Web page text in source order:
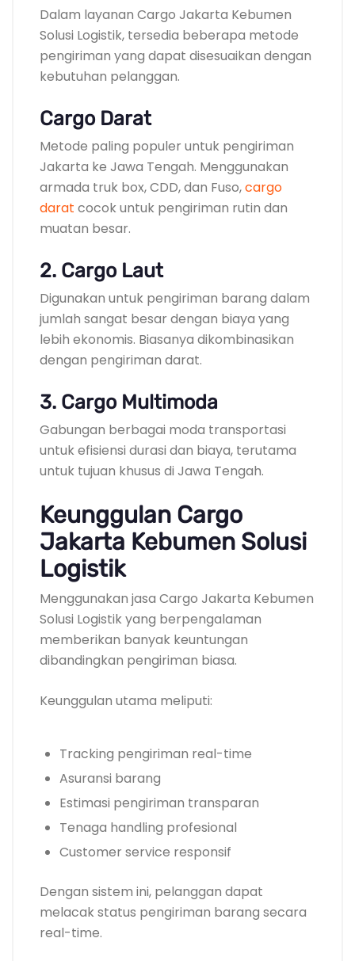
Dalam layanan Cargo Jakarta Kebumen
Solusi Logistik, tersedia beberapa metode
pengiriman yang dapat disesuaikan dengan
kebutuhan pelanggan.
Cargo Darat
Metode paling populer untuk pengiriman
Jakarta ke Jawa Tengah. Menggunakan
armada truk box, CDD, dan Fuso,cargo
darat cocok untuk pengiriman rutin dan
muatan besar.
2. Cargo Laut
Digunakan untuk pengiriman barang dalam
jumlah sangat besar dengan biaya yang
lebih ekonomis. Biasanya dikombinasikan
dengan pengiriman darat.
3. Cargo Multimoda
Gabungan berbagai moda transportasi
untuk efisiensi durasi dan biaya, terutama
untuk tujuan khusus di Jawa Tengah.
Keunggulan Cargo
Jakarta Kebumen Solusi
Logistik
Menggunakan jasa Cargo Jakarta Kebumen
Solusi Logistik yang berpengalaman
memberikan banyak keuntungan
dibandingkan pengiriman biasa.
Keunggulan utama meliputi:
Tracking pengiriman real-time
Asuransi barang
Estimasi pengiriman transparan
Tenaga handling profesional
Customer service responsif
Dengan sistem ini, pelanggan dapat
melacak status pengiriman barang secara
real-time.